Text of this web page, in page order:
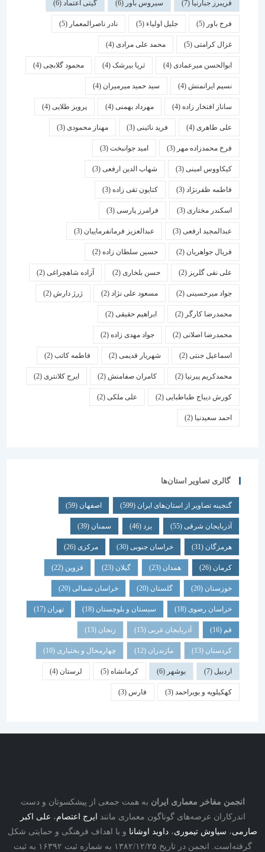
فریبرز جبارنیا(7) سیروس باور(6) گیتی اعتماد(6)
فرخ باور(5) جلیل اولیاء(5) نادر ناصرالمعمار (5)
غزال کرامتی(5) محمد علی مرادی(4)
ابوالحسن میرعمادی(4) ثریا بیرشک(4) محمود گلابچی(4)
نسیم ایرانمنش(4) سید حمید میرمیران(4)
ساناز افتخار زاده(4) مهرداد بهمنی (4) پرویز طلایی(4)
علی طاهری(4) فرید نائینی(3) مهناز محمودی(3)
فرخ محمدزاده مهر(3) امید جوانبخت(3)
کیکاووس امینی(3) شهاب الدین ارفعی(3)
فاطمه ظفرنژاد(3) کتایون تقی زاده(3)
اسكندر مختاری (3) فرامرز پارسی(3)
عبدالمجید ارفعی(3) عبدالعزیز فرمانفرماییان(3)
فریال جواهریان(2) حسین سلطان زاده(2)
علی نقی گلریز(2) حسن بلخاری(2) آزاده شاهچراغی(2)
جواد میرحسینی(2) مسعود علی نژاد(2) ژرژ دارش (2)
محمدرضا کارگر(2) ابراهیم حقیقی(2)
محمدرضا اصلانی(2) جواد مهدی زاده(2)
اسماعیل جنتی(2) شهریار قدیمی(2) فاطمه کاتب(2)
محمدکریم پیرنیا (2) کامران صفامنش(2) ایرج کلانتری (2)
کورش دیباج طباطبایی(2) علی ملکی(2)
احمد سعیدنیا (2)
گالری تصاویر استان‌ها
گنجینه تصاویر از استان‌های ایران(599) اصفهان (59)
آذربایجان شرقی(55) یزد سمنان (39)
هرمزگان(31) خراسان جنوبی(30) مرکزی (26)
همدان گیلان قزوین
خوزستان(20) گلستان (20) خراسان شمالی(20)
خراسان رضوی(18) سیستان و بلوچستان(18) تهران
آذربایجان غربی(15) زنجان
کردستان(13) مازندران(12) چهارمحال و بختیاری (10)
بوشهر کرمانشاه(5) لرستان (4)
کهکیلویه و بویراحمد(3) فارس
مفاخر معماری ایرانبه همت جمعی از پیشکسوتان و دست
عرصه‌های گوناگون معماری مانندایرج اعتصام،علی اکبر
،سیاوش تیموری،داوید اوشاناو با اهداف فرهنگی و حمایتی شکل
گرفته‌است. انجمن در تاریخ ۱۳۸۲/۱۲/۲۵ به شماره ثبت ۱۶۳۹۲ به ثبت